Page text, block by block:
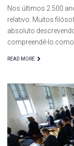
Nos últimos 2.500
relativo. Muitos
absoluto
compreendê-lo como
READ MORE